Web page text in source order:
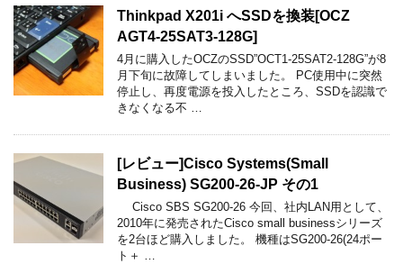
Thinkpad X201i へSSDを換装[OCZ
AGT4-25SAT3-128G]
4月に購入したOCZのSSD”OCT1-25SAT2-128G”が8
月下旬に故障してしまいました。 PC使用中に突然
停止し、再度電源を投入したところ、SSDを認識で
きなくなる不 …
[レビュー]Cisco Systems(Small
Business) SG200-26-JP その1
Cisco SBS SG200-26 今回、社内LAN用として、
2010年に発売されたCisco small businessシリーズ
を2台ほど購入しました。 機種はSG200-26(24ポー
ト＋ …